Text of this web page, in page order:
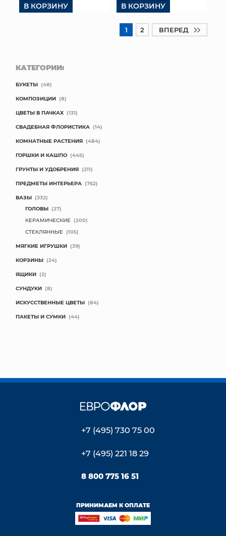
В КОРЗИНУ В КОРЗИНУ
1 2 ВПЕРЕД
КАТЕГОРИИ:
БУКЕТЫ (48)
КОМПОЗИЦИИ (8)
ЦВЕТЫ В ПАЧКАХ (131)
СВАДЕБНАЯ ФЛОРИСТИКА (14)
КОМНАТНЫЕ РАСТЕНИЯ (484)
ГОРШКИ И КАШПО (445)
ГРУНТЫ И УДОБРЕНИЯ (211)
ПРЕДМЕТЫ ИНТЕРЬЕРА (762)
ВАЗЫ (332)
ГОЛОВЫ (27)
КЕРАМИЧЕСКИЕ (200)
СТЕКЛЯННЫЕ (105)
МЯГКИЕ ИГРУШКИ (39)
КОРЗИНЫ (24)
ЯЩИКИ (2)
СУНДУКИ (8)
ИСКУССТВЕННЫЕ ЦВЕТЫ (84)
ПАКЕТЫ И СУМКИ (44)
+7 (495) 730 75 00
+7 (495) 221 18 29
8 800 775 16 51
ПРИНИМАЕМ К ОПЛАТЕ